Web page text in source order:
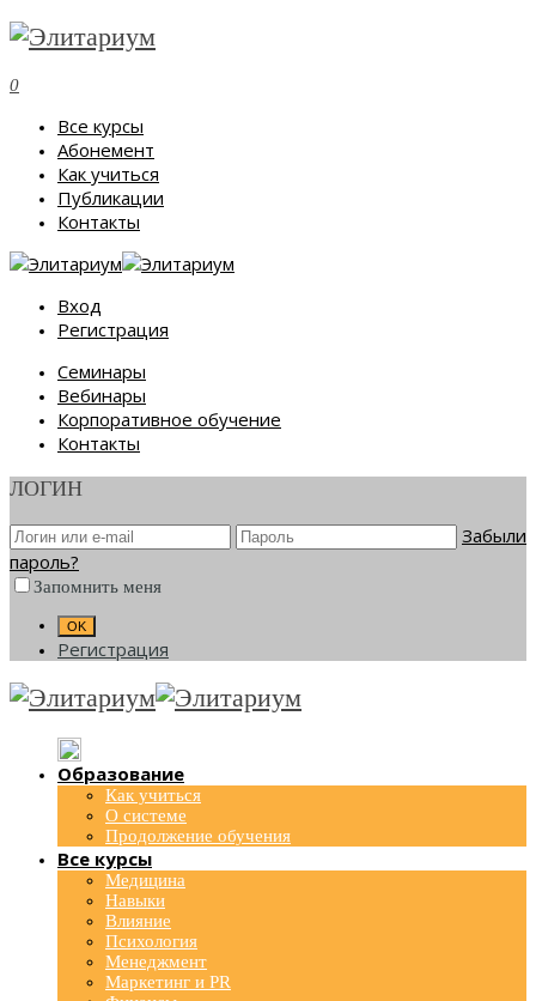
0
Все курсы
Абонемент
Как учиться
Публикации
Контакты
Вход
Регистрация
Семинары
Вебинары
Корпоративное обучение
Контакты
ЛОГИН
Забыли
пароль?
Запомнить меня
Регистрация
Образование
Как учиться
О системе
Продолжение обучения
Все курсы
Медицина
Навыки
Влияние
Психология
Менеджмент
Маркетинг и PR